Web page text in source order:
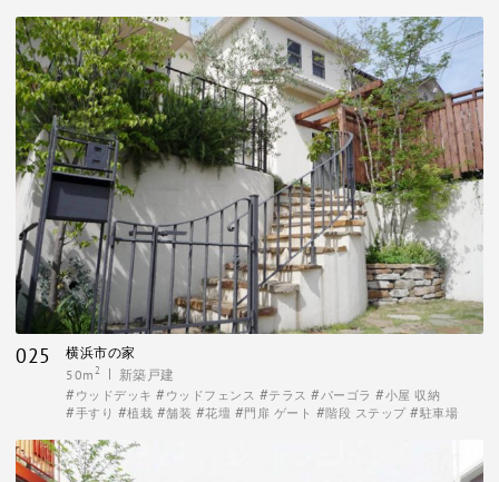
025
横浜市の家
50m2 新築戸建
ウッドデッキ ウッドフェンス テラス パーゴラ
小屋 収納
手すり
植栽 舗装 花壇 門扉 ゲート 階段 ステップ 駐車場